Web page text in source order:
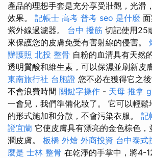
產品的理想手套是充分享受壯觀，光滑
效果。 記帳士 高考 普考 seo 是什麼
紫外線過濾器。 台中 撥筋 切記使用25
來保護您的皮膚免受有害射線的侵害。
辦護照 北投 整骨 自粉的血清具有天然
透明質酸和維生素，可以保濕並刷新皮
東南旅行社 台胞證 您不必在獲得它之
不會浪費時間 關鍵字操作 - 天母 推拿
一會兒，我們準備化妝了。 它可以輕
的形式施加和分散，不會污染衣服。 記
證宜蘭 它使皮膚具有漂亮的金色棕色
潤皮膚。 板橋 外燴 外商投資 台中泰式
麼是 士林 整骨 在乾淨的手掌中，將4-